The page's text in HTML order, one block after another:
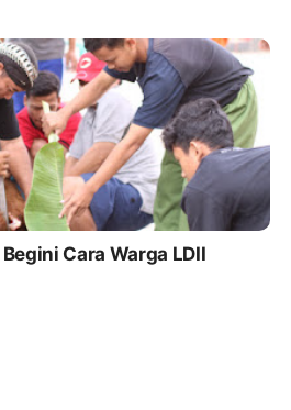
Cara Warga LDII